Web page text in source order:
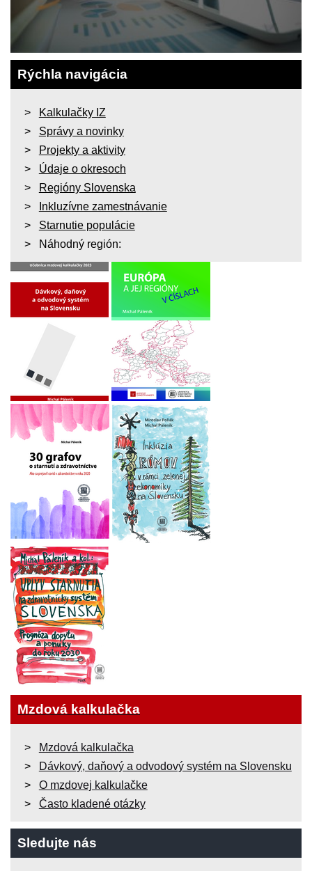
Rýchla navigácia
Kalkulačky IZ
Správy a novinky
Projekty a aktivity
Údaje o okresoch
Regióny Slovenska
Inkluzívne zamestnávanie
Starnutie populácie
Náhodný región:
Mzdová kalkulačka
Mzdová kalkulačka
Dávkový, daňový a odvodový systém na Slovensku
O mzdovej kalkulačke
Často kladené otázky
Sledujte nás